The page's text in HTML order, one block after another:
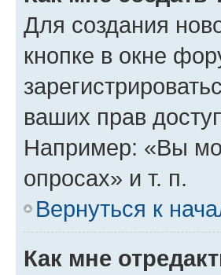
Для создания
кнопке в окне
ваших прав
Например: «Вы
опросах» и т. п.
Вернуться к
Как мне